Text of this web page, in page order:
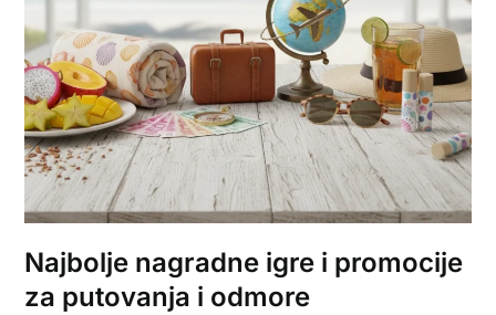
Najbolje nagradne igre i promocije
za putovanja i odmore